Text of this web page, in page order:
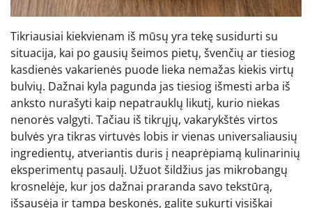
Tikriausiai kiekvienam iš mūsų yra tekę susidurti su
situacija, kai po gausių šeimos pietų, švenčių ar tiesiog
kasdienės vakarienės puode lieka nemažas kiekis virtų
bulvių. Dažnai kyla pagunda jas tiesiog išmesti arba iš
anksto nurašyti kaip nepatrauklų likutį, kurio niekas
nenorės valgyti. Tačiau iš tikrųjų, vakarykštės virtos
bulvės yra tikras virtuvės lobis ir vienas universaliausių
ingredientų, atveriantis duris į neaprėpiamą kulinarinių
eksperimentų pasaulį. Užuot šildžius jas mikrobangų
krosnelėje, kur jos dažnai praranda savo tekstūrą,
išsausėja ir tampa beskonės, galite sukurti visiškai